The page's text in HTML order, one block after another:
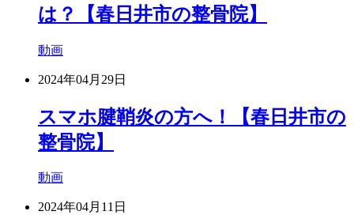
は？【春日井市の整骨院】
動画
2024年04月29日
スマホ腱鞘炎の方へ！【春日井市の
整骨院】
動画
2024年04月11日